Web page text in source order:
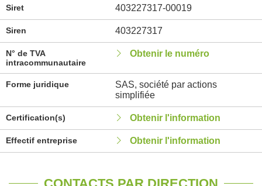
Siret 403227317-00019
Siren 403227317
N° de TVA
intracommunautaire
Obtenir le numéro
Forme juridique
SAS, société par actions
simplifiée
Certification(s) Obtenir l'information
Effectif entreprise Obtenir l'information